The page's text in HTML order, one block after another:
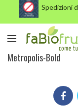
Spedizioni
Metropolis-Bold